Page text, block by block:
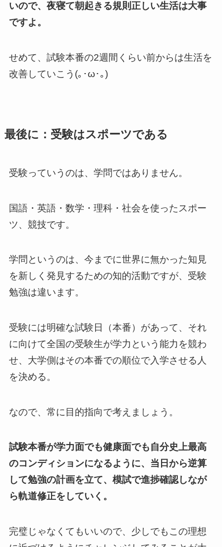
いので、夜寝て朝起きる規則正しい生活は大事
ですよ。
せめて、試験本番の2週間くらい前からは生活を
改善していこう(｡･ω･｡)
最後に：受験はスポーツである
受験っていうのは、学問ではありません。
国語・英語・数学・理科・社会を使ったスポー
ツ、競技です。
学問というのは、今までに世界に無かった知見
を新しく発見するための知的活動ですが、受験
勉強は違います。
受験には明確な試験日（本番）があって、それ
に向けて全国の受験生が学力という能力を競わ
せ、大学側はその本番での順位で入学させる人
を決める。
なので、常に目的指向で考えましょう。
試験本番が学力面でも健康面でも自分史上最高
のコンディションになるように、当日から逆算
して勉強の計画を立て、模試で進捗確認しなが
ら軌道修正をしていく。
完璧じゃなくてもいいので、少しでもこの理想